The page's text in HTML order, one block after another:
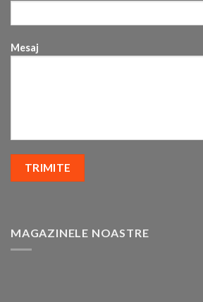
Mesaj
MAGAZINELE NOASTRE